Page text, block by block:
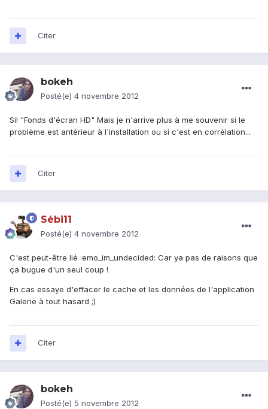
Citer
bokeh
Posté(e) 4 novembre 2012
Si! "Fonds d'écran HD" Mais je n'arrive plus à me souvenir si le
problème est antérieur à l'installation ou si c'est en corrélation...
Citer
Sébi11
Posté(e) 4 novembre 2012
C'est peut-être lié :emo_im_undecided: Car ya pas de raisons que
ça bugue d'un seul coup !
En cas essaye d'effacer le cache et les données de l'application
Galerie à tout hasard ;)
Citer
bokeh
Posté(e) 5 novembre 2012